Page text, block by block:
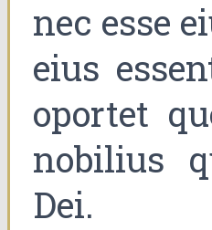
nec esse
eius
oportet
nobilius
Dei.